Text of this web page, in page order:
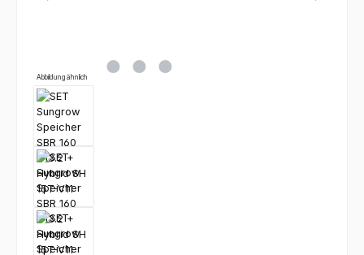
Abbildung ähnlich